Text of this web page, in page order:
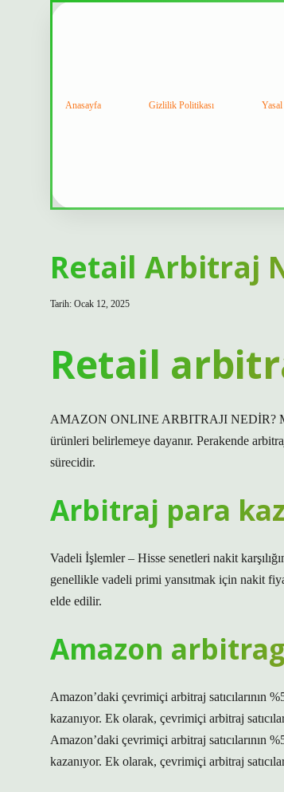
Anasayfa Gizlilik Politikası
Retail Arbitraj
Tarih: Ocak 12, 2025
Retail
AMAZON ONLINE ARBITRAJI NEDİR?
ürünleri belirlemeye dayanır. Perakende
sürecidir.
Arbitraj para
Vadeli İşlemler – Hisse senetleri nakit
genellikle vadeli primi yansıtmak için nakit
elde edilir.
Amazon
Amazon’daki çevrimiçi arbitraj satıcılarının
kazanıyor. Ek olarak, çevrimiçi arbitraj
Amazon’daki çevrimiçi arbitraj satıcılarının
kazanıyor. Ek olarak, çevrimiçi arbitraj